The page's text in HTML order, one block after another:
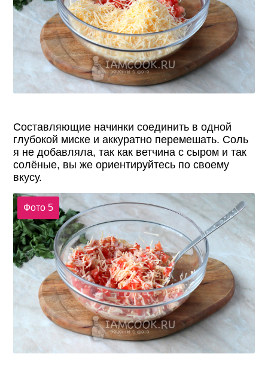
Составляющие начинки соединить в одной
глубокой миске и аккуратно перемешать. Соль
я не добавляла, так как ветчина с сыром и так
солёные, вы же ориентируйтесь по своему
вкусу.
Фото 5